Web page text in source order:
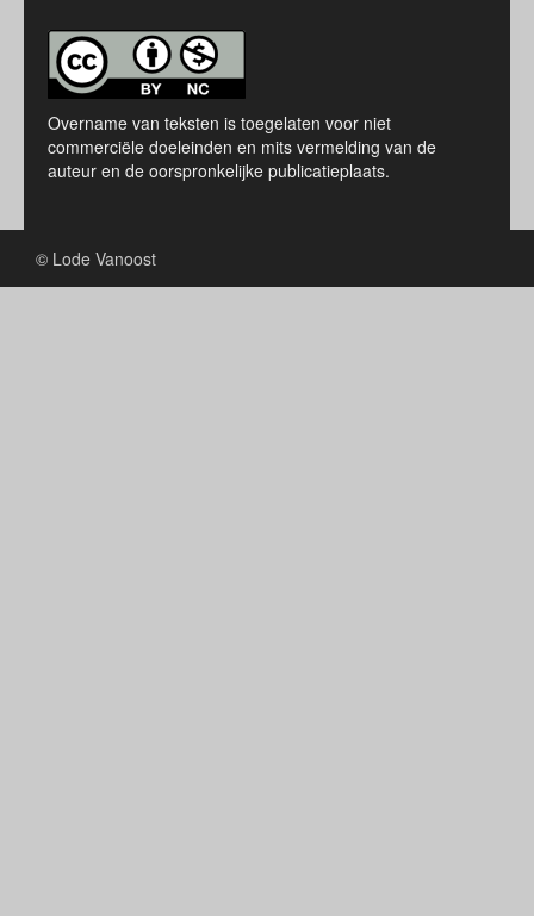
Overname van teksten is toegelaten voor niet
commerciële doeleinden en mits vermelding van de
auteur en de oorspronkelijke publicatieplaats.
© Lode Vanoost